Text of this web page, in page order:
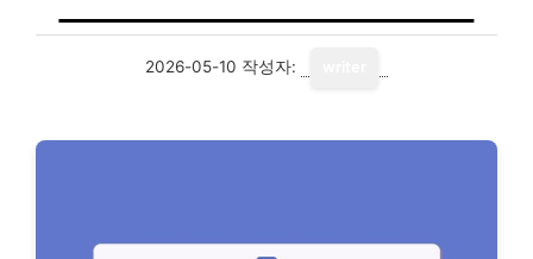
2026-05-10 작성자: